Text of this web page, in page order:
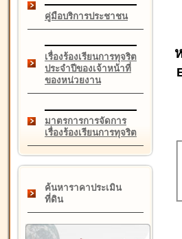
คู่มือบริการประชาชน
เรื่องร้องเรียนการทุจริต
ประจำปีของเจ้าหน้าที่
ของหน่วยงาน
มาตรการการจัดการ
เรื่องร้องเรียนการทุจริต
ค้นหาราคาประเมิน
ที่ดิน